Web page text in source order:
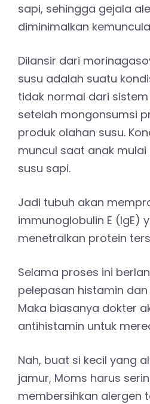
sapi, sehingga gejala
diminimalkan
Dilansir dari
susu adalah suatu
tidak normal dari
setelah mongonsumsi
produk olahan susu.
muncul saat anak
susu sapi.
Jadi tubuh akan
immunoglobulin E (IgE)
menetralkan protein
Selama proses ini
pelepasan histamin dan
Maka biasanya dokter
antihistamin untuk
Nah, buat si kecil yang
jamur, Moms harus
membersihkan alergen